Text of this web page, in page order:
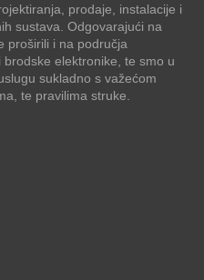
prodaje, instalacije i
sustava. Odgovarajući na
proširili i na područja
elektronike, te smo u
sukladno s važećom
te pravilima struke.